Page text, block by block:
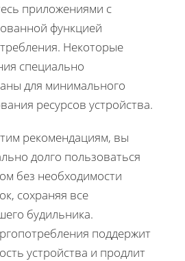
приложениями с
функцией
Некоторые
специально
для минимального
ресурсов устройства.
рекомендациям, вы
долго пользоваться
без необходимости
сохраняя все
будильника.
поддержит
устройства и продлит